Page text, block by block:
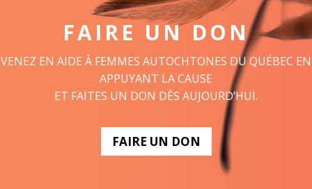
FAIRE UN DON
VENEZ EN AIDE À FEMMES AUTOCHTONES DU QUÉBEC EN
APPUYANT LA CAUSE
ET FAITES UN DON DÈS AUJOURD’HUI.
FAIRE UN DON